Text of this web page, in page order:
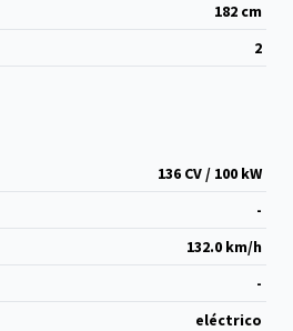
182 cm
2
136 CV / 100 kW
-
132.0 km/h
-
eléctrico